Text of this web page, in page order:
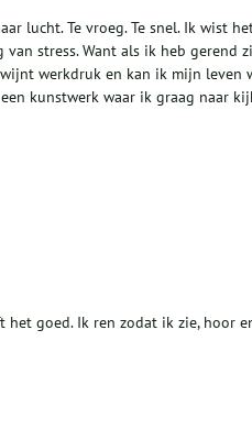
lucht. Te vroeg. Te snel. Ik wist
stress. Want als ik heb gerend
werkdruk en kan ik mijn leven
kunstwerk waar ik graag naar
goed. Ik ren zodat ik zie, hoor